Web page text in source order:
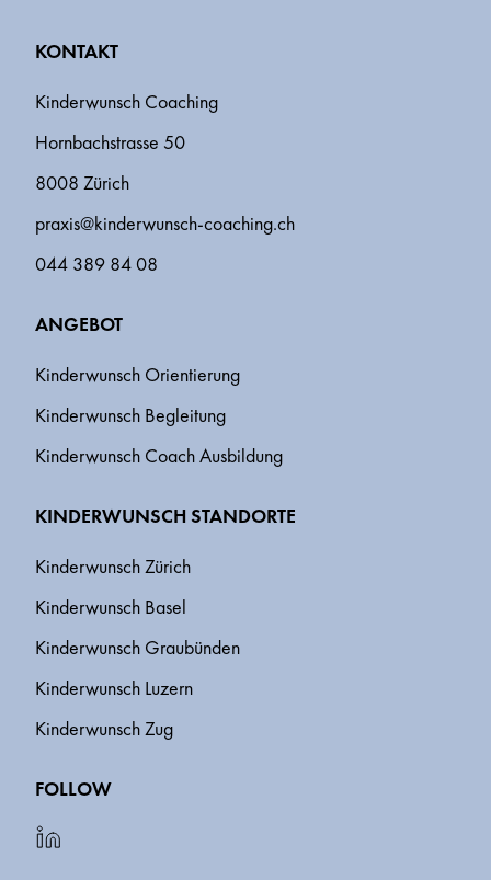
KONTAKT
Kinderwunsch Coaching
Hornbachstrasse 50
8008 Zürich
praxis@kinderwunsch-coaching.ch
044 389 84 08
ANGEBOT
Kinderwunsch Orientierung
Kinderwunsch Begleitung
Kinderwunsch Coach Ausbildung
KINDERWUNSCH STANDORTE
Kinderwunsch Zürich
Kinderwunsch Basel
Kinderwunsch Graubünden
Kinderwunsch Luzern
Kinderwunsch Zug
FOLLOW